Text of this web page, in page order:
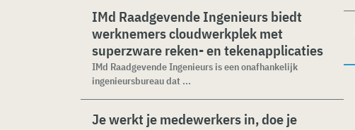
IMd Raadgevende Ingenieurs biedt
werknemers cloudwerkplek met
superzware reken- en tekenapplicaties
IMd Raadgevende Ingenieurs is een onafhankelijk
ingenieursbureau dat ...
Je werkt je medewerkers in, doe je